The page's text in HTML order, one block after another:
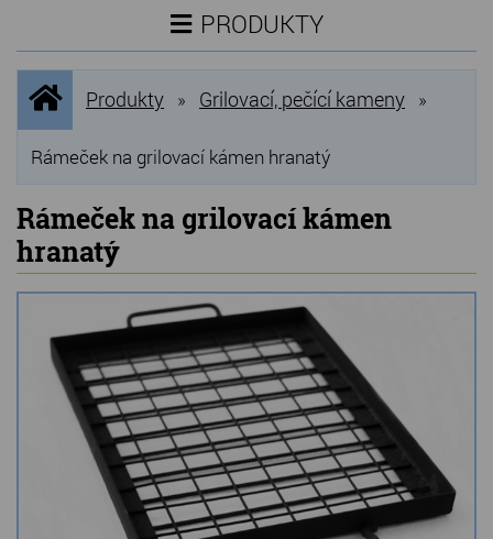
PRODUKTY
NOVINKY
NEJPRODÁVANĚJŠÍ
VÝPRODEJ
Produkty
Grilovací, pečící kameny
Lávové grilovací kameny
Kamenné truhlíky
Chladící kostky a puky
Doplňky do kuchyně
Hřbitovní doplňky
Zvířecí náhrobky a pomníčky
Úvodní
stránka
Produkty » Grilovací, pečící kameny »
Rámeček na grilovací kámen hranatý
Rámeček na grilovací kámen
hranatý